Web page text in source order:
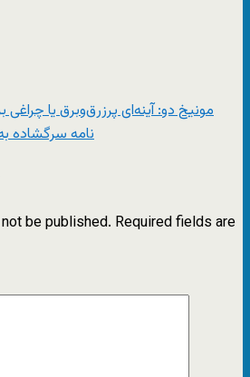
مونیخ دو: آینه‌ای پرزرق‌وبرق یا چراغی
نامه سرگشاده
be published. Required fields are